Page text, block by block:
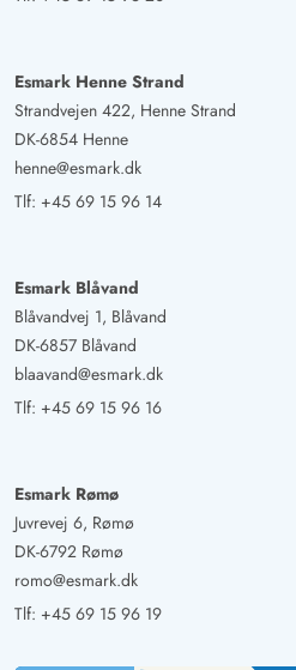
Esmark Henne Strand
Strandvejen 422, Henne Strand
DK-6854 Henne
henne@esmark.dk
Tlf: +45 69 15 96 14
Esmark Blåvand
Blåvandvej 1, Blåvand
DK-6857 Blåvand
blaavand@esmark.dk
Tlf: +45 69 15 96 16
Esmark Rømø
Juvrevej 6, Rømø
DK-6792 Rømø
romo@esmark.dk
Tlf: +45 69 15 96 19